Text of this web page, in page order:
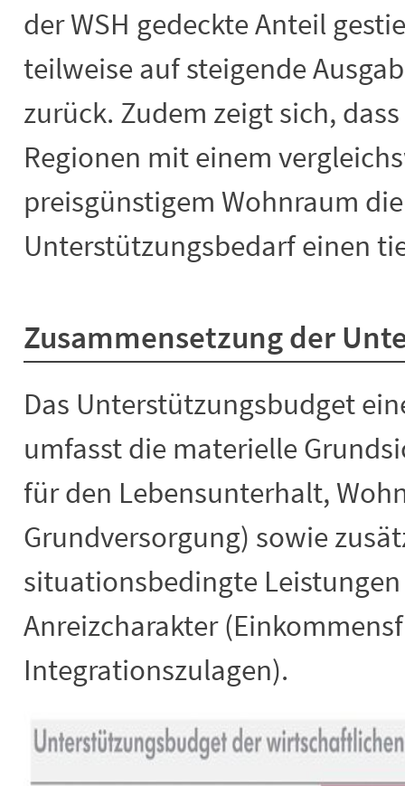
der WSH gedeckte Anteil
teilweise auf steigende
zurück. Zudem zeigt sich,
Regionen mit einem
preisgünstigem Wohnraum
Unterstützungsbedarf einen
Zusammensetzung der
Das Unterstützungsbudget
umfasst die materielle
für den Lebensunterhalt,
Grundversorgung) sowie
situationsbedingte
Anreizcharakter
Integrationszulagen).